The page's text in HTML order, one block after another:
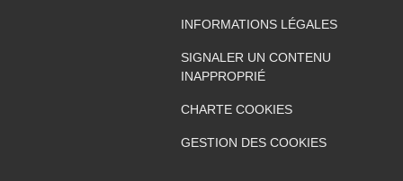
INFORMATIONS LÉGALES
SIGNALER UN CONTENU
INAPPROPRIÉ
CHARTE COOKIES
GESTION DES COOKIES